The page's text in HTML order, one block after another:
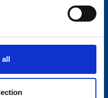
all